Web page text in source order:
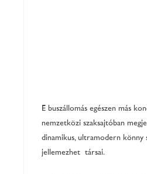
E buszállomás egészen más
nemzetközi szaksajtóban
dinamikus, ultramodern
jellemezhető társai.